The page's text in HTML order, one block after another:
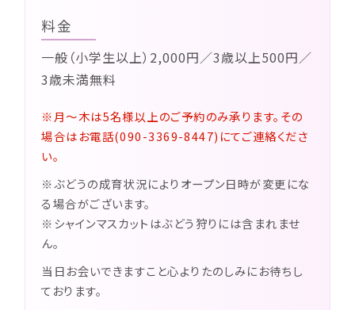
料金
一般（小学生以上）2,000円／3歳以上500円／
3歳未満無料
※月～木は5名様以上のご予約のみ承ります。その
場合はお電話(090-3369-8447)にてご連絡くださ
い。
※ぶどうの成育状況によりオープン日時が変更にな
る場合がございます。
※シャインマスカットはぶどう狩りには含まれませ
ん。
当日お会いできますこと心よりたのしみにお待ちし
ております。